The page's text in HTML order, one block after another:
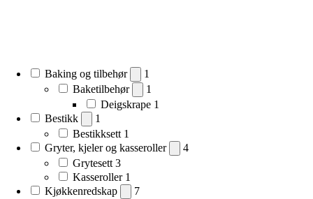
Baking og tilbehør
1
Baketilbehør
1
Deigskrape 1
Bestikk
1
Bestikksett 1
Gryter, kjeler og kasseroller
4
Grytesett 3
Kasseroller 1
Kjøkkenredskap
7